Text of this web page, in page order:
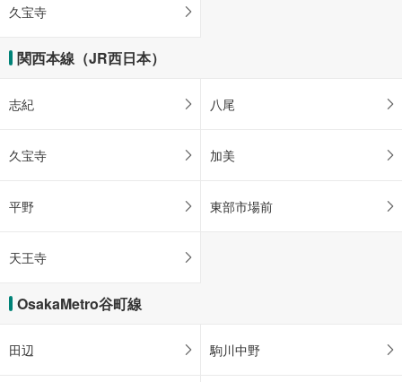
久宝寺
関西本線（JR西日本）
志紀 八尾
久宝寺 加美
平野 東部市場前
天王寺
OsakaMetro谷町線
田辺 駒川中野